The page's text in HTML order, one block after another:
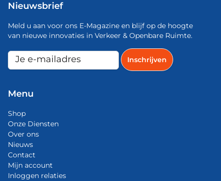
Nieuwsbrief
Meld u aan voor ons E-Magazine en blijf op de hoogte
van nieuwe innovaties in Verkeer & Openbare Ruimte.
Menu
Shop
Onze Diensten
Over ons
Nieuws
Contact
Mijn account
Inloggen relaties